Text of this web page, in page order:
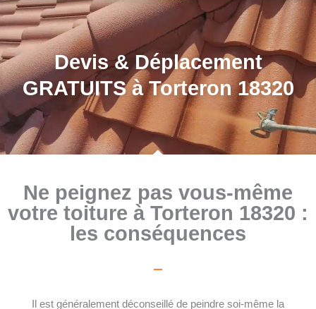
Devis & Déplacement
GRATUITS à Torteron 18320
Ne peignez pas vous-même
votre toiture à Torteron 18320 :
les conséquences
Il est généralement déconseillé de peindre soi-même la